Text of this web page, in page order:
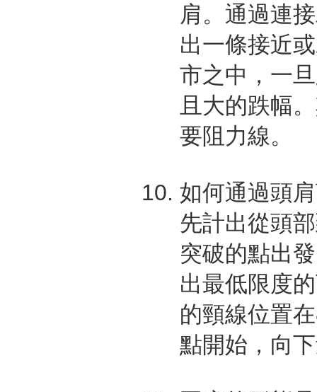
肩。通過連
出一條接近
市之中，一
且大的跌幅
要阻力線。
如何通過頭
先計出從頭
突破的點出
出最低限度
的頸線位置
點開始，向